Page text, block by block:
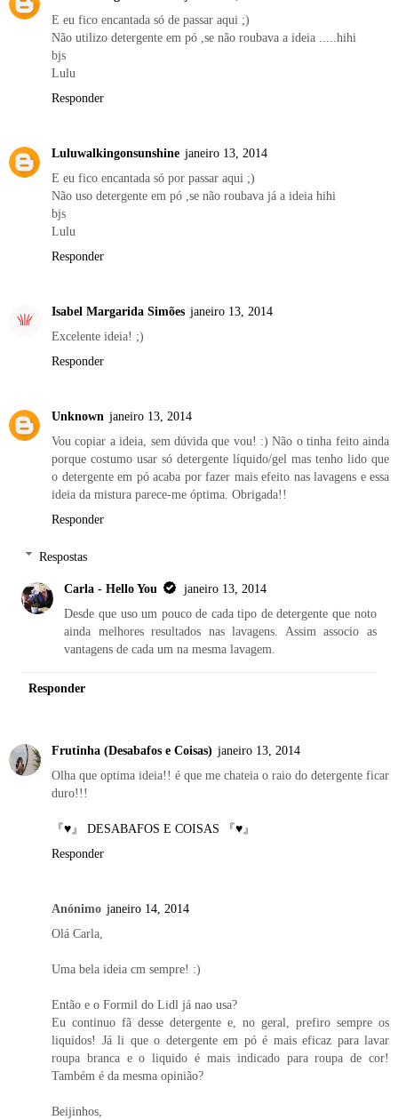
E eu fico encantada só de passar aqui ;)
Não utilizo detergente em pó ,se não roubava a ideia .....hihi
bjs
Lulu
Responder
Luluwalkingonsunshine janeiro 13, 2014
E eu fico encantada só por passar aqui ;)
Não uso detergente em pó ,se não roubava já a ideia hihi
bjs
Lulu
Responder
Isabel Margarida Simões janeiro 13, 2014
Excelente ideia! ;)
Responder
Unknown janeiro 13, 2014
Vou copiar a ideia, sem dúvida que vou! :) Não o tinha feito ainda
porque costumo usar só detergente líquido/gel mas tenho lido que
o detergente em pó acaba por fazer mais efeito nas lavagens e essa
ideia da mistura parece-me óptima. Obrigada!!
Responder
Respostas
Carla - Hello You
janeiro 13, 2014
Desde que uso um pouco de cada tipo de detergente que noto
ainda melhores resultados nas lavagens. Assim associo as
vantagens de cada um na mesma lavagem.
Responder
Frutinha (Desabafos e Coisas) janeiro 13, 2014
Olha que optima ideia!! é que me chateia o raio do detergente ficar
duro!!!
『♥』 DESABAFOS E COISAS 『♥』
Responder
Anónimo janeiro 14, 2014
Olá Carla,
Uma bela ideia cm sempre! :)
Então e o Formil do Lidl já nao usa?
Eu continuo fã desse detergente e, no geral, prefiro sempre os
liquidos! Já li que o detergente em pó é mais eficaz para lavar
roupa branca e o liquido é mais indicado para roupa de cor!
Também é da mesma opinião?
Beijinhos,